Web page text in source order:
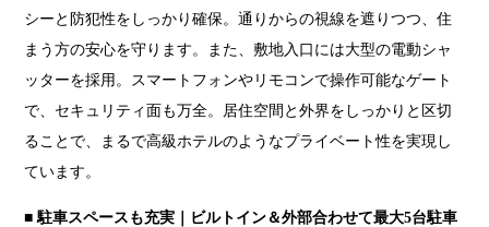
シーと防犯性をしっかり確保。通りからの視線を遮りつつ、住
まう方の安心を守ります。また、敷地入口には大型の電動シャ
ッターを採用。スマートフォンやリモコンで操作可能なゲート
で、セキュリティ面も万全。居住空間と外界をしっかりと区切
ることで、まるで高級ホテルのようなプライベート性を実現し
ています。
■ 駐車スペースも充実｜ビルトイン＆外部合わせて最大5台駐車